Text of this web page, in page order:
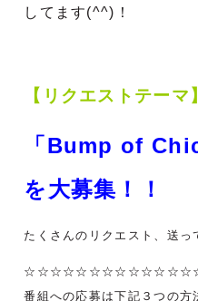
してます(^^)！
【リクエストテーマ】
「Bump of
を大募集！！
たくさんのリクエスト、送っ
番組への応募は下記３つの方